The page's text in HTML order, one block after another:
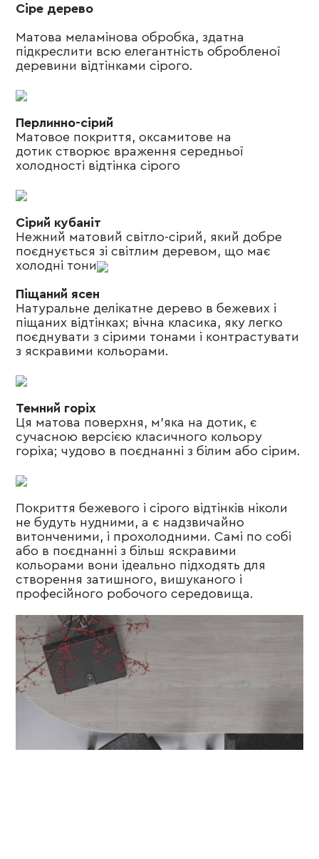
Сіре дерево
Mатова меламінова обробка, здатна
підкреслити всю елегантність обробленої
деревини відтінками сірого.
Перлинно-сірий
Mатовое покриття, оксамитове на
дотик створює враження середньої
холодності відтінка сірого
Сірий кубаніт
Hежний матовий світло-сірий, який добре
поєднується зі світлим деревом, що має
холодні тони
Піщаний ясен
Hатуральне делікатне дерево в бежевих і
піщаних відтінках; вічна класика, яку легко
поєднувати з сірими тонами і контрастувати
з яскравими кольорами.
Темний горіх
Ця матова поверхня, м'яка на дотик, є
сучасною версією класичного кольору
горіха; чудово в поєднанні з білим або сірим.
Покриття бежевого і сірого відтінків ніколи
не будуть нудними, а є надзвичайно
витонченими, і прохолодними. Самі по собі
або в поєднанні з більш яскравими
кольорами вони ідеально підходять для
створення затишного, вишуканого і
професійного робочого середовища.